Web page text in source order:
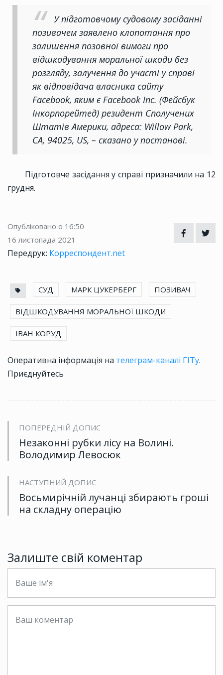
У підготовчому судовому засіданні
позивачем заявлено клопотання про
залишення позовної вимоги про
відшкодування моральної шкоди без
розгляду, залучення до участі у справі
як відповідача власника сайту
Facebook, яким є Facebook Inc. (Фейсбук
Інкорпорейтед) резидент Сполучених
Штатів Америки, адреса: Willow Park,
CA, 94025, US, – сказано у постанові.
Підготовче засідання у справі призначили на 12
грудня.
Опубліковано о 16:50
16 листопада 2021
Передрук: Корреспондент.net
СУД МАРК ЦУКЕРБЕРГ ПОЗИВАЧ
ВІДШКОДУВАННЯ МОРАЛЬНОЇ ШКОДИ
ІВАН КОРУД
Оперативна інформація на телеграм-каналі ГІТу.
Приєднуйтесь
ПОПЕРЕДНІЙ ДОПИС
Незаконні рубки лісу на Волині.
Володимир Левосюк
НАСТУПНИЙ ДОПИС
Восьмирічній лучанці збирають гроші
на складну операцію
Залиште свій коментар